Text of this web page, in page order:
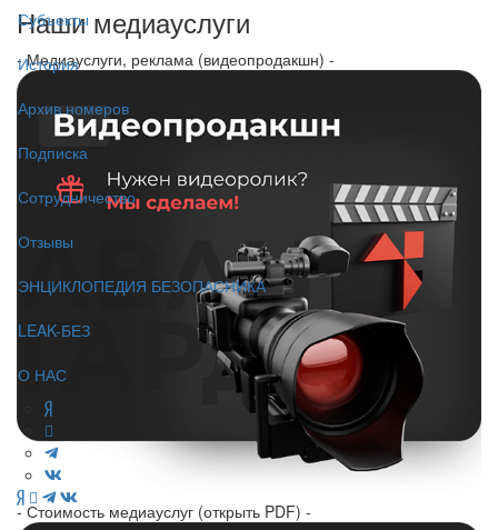
Субъекты
История
Архив номеров
Подписка
Сотрудничество
Отзывы
ЭНЦИКЛОПЕДИЯ БЕЗОПАСНИКА
LEAK-БЕЗ
О НАС
Наши медиауслуги
- Медиауслуги, реклама (видеопродакшн) -
- Стоимость медиауслуг (открыть PDF) -